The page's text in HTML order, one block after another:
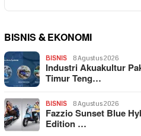
BISNIS & EKONOMI
BISNIS 8 Agustus 2026
Industri Akuakultur
Timur Teng…
BISNIS 8 Agustus 2026
Fazzio Sunset Blue
Edition …